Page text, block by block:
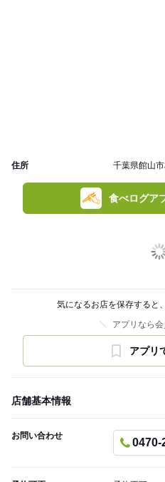
住所 千葉県館山
食べログア
気になるお店を保存すると
アプリなら
アプリ
店舗基本情報
お問い合わせ
0470-